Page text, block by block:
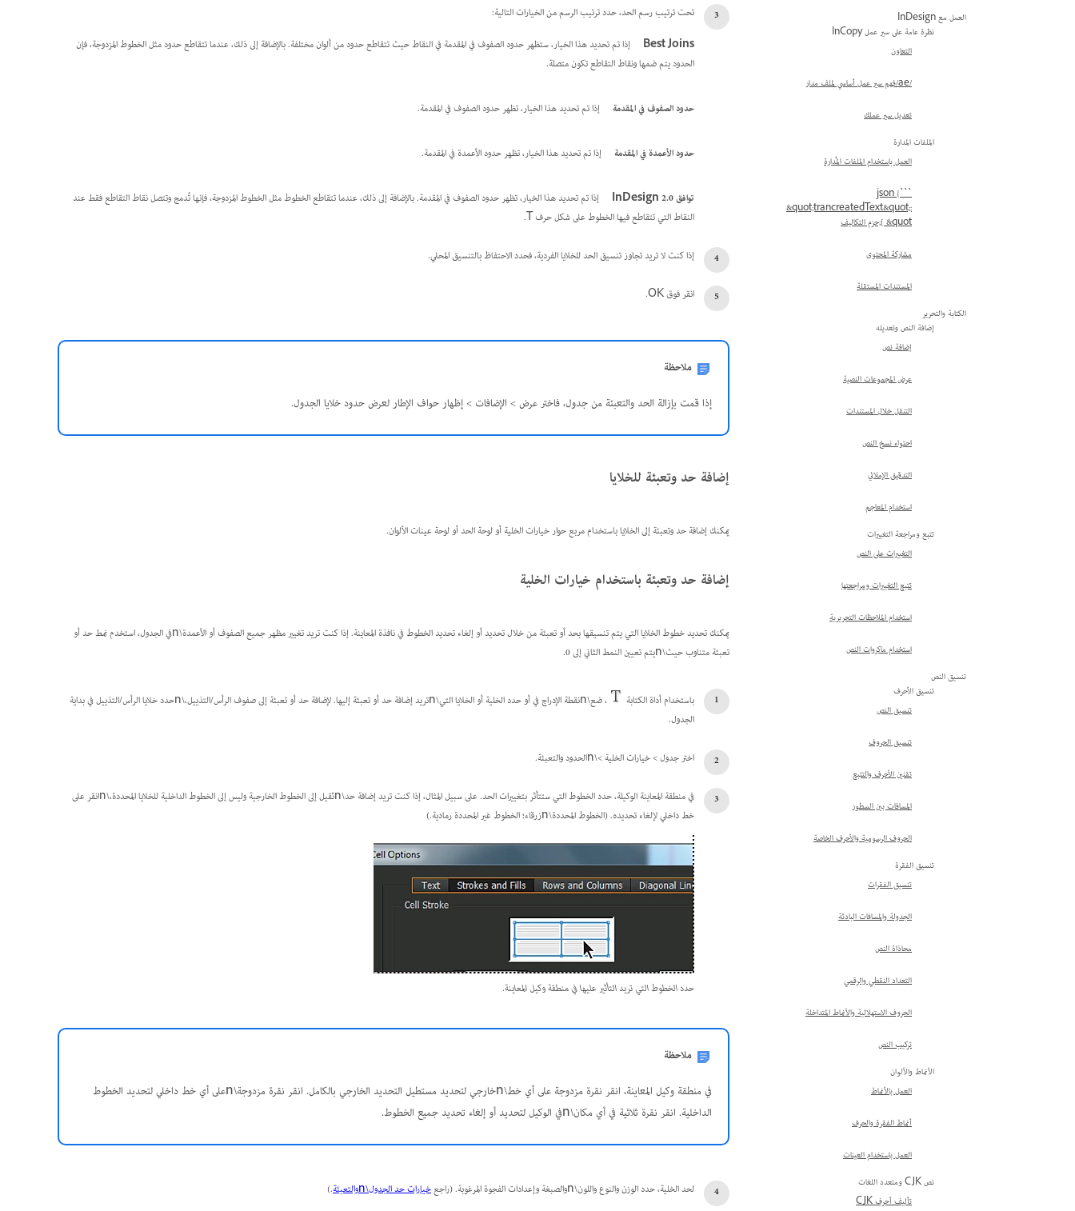
العمل مع InDesign
نظرة عامة على سير عمل InCopy
التعاون
/ae/فهم سير عمل أساسي لملف مدار
تعديل سير عملك
الملفات المدارة
العمل باستخدام الملفات المُدارة
```json {
&quot;trancreatedText&quot;:
[ &quot;حزم التكاليف
مشاركة المحتوى
المستندات المستقلة
الكتابة والتحرير
إضافة النص وتعديله
إضافة نص
عرض المجموعات النصية
التنقل خلال المستندات
احتواء نسخ النص
التدقيق الإملائي
استخدام المعاجم
تتبع ومراجعة التغييرات
التغييرات على النص
تتبع التغييرات ومراجعتها
استخدام الملاحظات التحريرية
استخدام ماكروات النص
تنسيق النص
تنسيق الأحرف
تنسيق النص
تنسيق الحروف
تقنين الأحرف والتتبع
المسافات بين السطور
الحروف الرسومية والأحرف الخاصة
تنسيق الفقرة
تنسيق الفقرات
الجدولة والمسافات البادئة
محاذاة النص
التعداد النقطي والرقمي
الحروف الاستهلالية والأنماط المتداخلة
تركيب النص
الأنماط والألوان
العمل بالأنماط
أنماط الفقرة والحرف
العمل باستخدام العينات
نص CJK ومتعدد اللغات
تأليف أحرف CJK
تحت ترتيب رسم الحد، حدد ترتيب الرسم من الخيارات التالية:
Best Joins
إذا تم تحديد هذا الخيار، ستظهر حدود الصفوف في المقدمة في النقاط حيث تتقاطع حدود من ألوان مختلفة. بالإضافة إلى ذلك، عندما تتقاطع حدود مثل الخطوط المزدوجة، فإن
الحدود يتم ضمها ونقاط التقاطع تكون متصلة.
حدود الصفوف في المقدمة إذا تم تحديد هذا الخيار، تظهر حدود الصفوف في المقدمة.
حدود الأعمدة في المقدمة إذا تم تحديد هذا الخيار، تظهر حدود الأعمدة في المقدمة.
توافق InDesign 2.0
إذا تم تحديد هذا الخيار، تظهر حدود الصفوف في المقدمة. بالإضافة إلى ذلك، عندما تتقاطع الخطوط مثل الخطوط المزدوجة، فإنها تُدمج وتتصل نقاط التقاطع فقط عند
النقاط التي تتقاطع فيها الخطوط على شكل حرف T.
إذا كنت لا تريد تجاوز تنسيق الحد للخلايا الفردية، فحدد الاحتفاظ بالتنسيق المحلي.
انقر فوق OK.
ملاحظة
إذا قمت بإزالة الحد والتعبئة من جدول، فاختر عرض > الإضافات > إظهار حواف الإطار لعرض حدود خلايا الجدول.
إضافة حد وتعبئة للخلايا
يمكنك إضافة حد وتعبئة إلى الخلايا باستخدام مربع حوار خيارات الخلية أو لوحة الحد أو لوحة عينات الألوان.
إضافة حد وتعبئة باستخدام خيارات الخلية
يمكنك تحديد خطوط الخلايا التي يتم تنسيقها بحد أو تعبئة من خلال تحديد أو إلغاء تحديد الخطوط في نافذة المعاينة. إذا كنت تريد تغيير مظهر جميع الصفوف أو الأعمدة\nفي الجدول، استخدم نمط حد أو
تعبئة متناوب حيث\nيتم تعيين النمط الثاني إلى 0.
باستخدام أداة الكتابة
، ضع\nنقطة الإدراج في أو حدد الخلية أو الخلايا التي\nتريد إضافة حد أو تعبئة إليها. لإضافة حد أو تعبئة إلى صفوف الرأس/التذييل،\nحدد خلايا الرأس/التذييل في بداية
الجدول.
اختر جدول > خيارات الخلية >\nالحدود والتعبئة.
في منطقة المعاينة الوكيلة، حدد الخطوط التي ستتأثر بتغييرات الحد. على سبيل المثال، إذا كنت تريد إضافة حد\nثقيل إلى الخطوط الخارجية وليس إلى الخطوط الداخلية للخلايا المحددة،\nانقر على
خط داخلي لإلغاء تحديده. (الخطوط المحددة\nزرقاء؛ الخطوط غير المحددة رمادية.)
حدد الخطوط التي تريد التأثير عليها في منطقة وكيل المعاينة.
ملاحظة
في منطقة وكيل المعاينة، انقر نقرة مزدوجة على أي خط\nخارجي لتحديد مستطيل التحديد الخارجي بالكامل. انقر نقرة مزدوجة\nعلى أي خط داخلي لتحديد الخطوط
الداخلية. انقر نقرة ثلاثية في أي مكان\nفي الوكيل لتحديد أو إلغاء تحديد جميع الخطوط.
لحد الخلية، حدد الوزن والنوع واللون\nوالصبغة وإعدادات الفجوة المرغوبة. (راجع خيارات حد الجدول\nوالتعبئة .)